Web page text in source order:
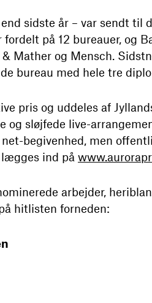
sidste år – var sendt til
på 12 bureauer, og
Mather og Mensch.
bureau med hele tre
pris og uddeles af
og sløjfede live-
begivenhed, men
ind på
arbejder,
hitlisten forneden: